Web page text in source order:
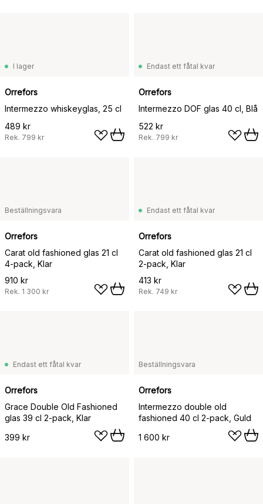
I lager
Orrefors
Intermezzo whiskeyglas, 25 cl
489 kr
Rek. 799 kr
Endast ett fåtal kvar
Orrefors
Intermezzo DOF glas 40 cl, Blå
522 kr
Rek. 799 kr
Beställningsvara
Orrefors
Carat old fashioned glas 21 cl
4-pack, Klar
910 kr
Rek. 1 300 kr
Endast ett fåtal kvar
Orrefors
Carat old fashioned glas 21 cl
2-pack, Klar
413 kr
Rek. 749 kr
Endast ett fåtal kvar
Orrefors
Grace Double Old Fashioned
glas 39 cl 2-pack, Klar
399 kr
Beställningsvara
Orrefors
Intermezzo double old
fashioned 40 cl 2-pack, Guld
1 600 kr